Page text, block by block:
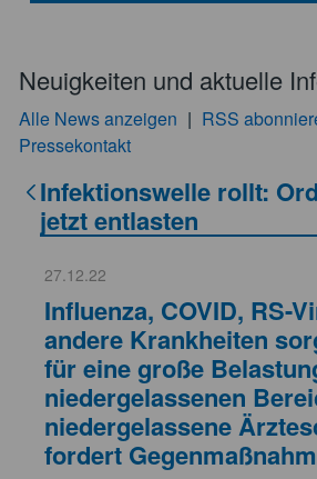
Neuigkeiten und aktuelle
Alle News anzeigen | RSS
Pressekontakt
Infektionswelle rollt:
jetzt entlasten
27.12.22
Influenza, COVID, RS-
andere Krankheiten
für eine große
niedergelassenen
niedergelassene
fordert